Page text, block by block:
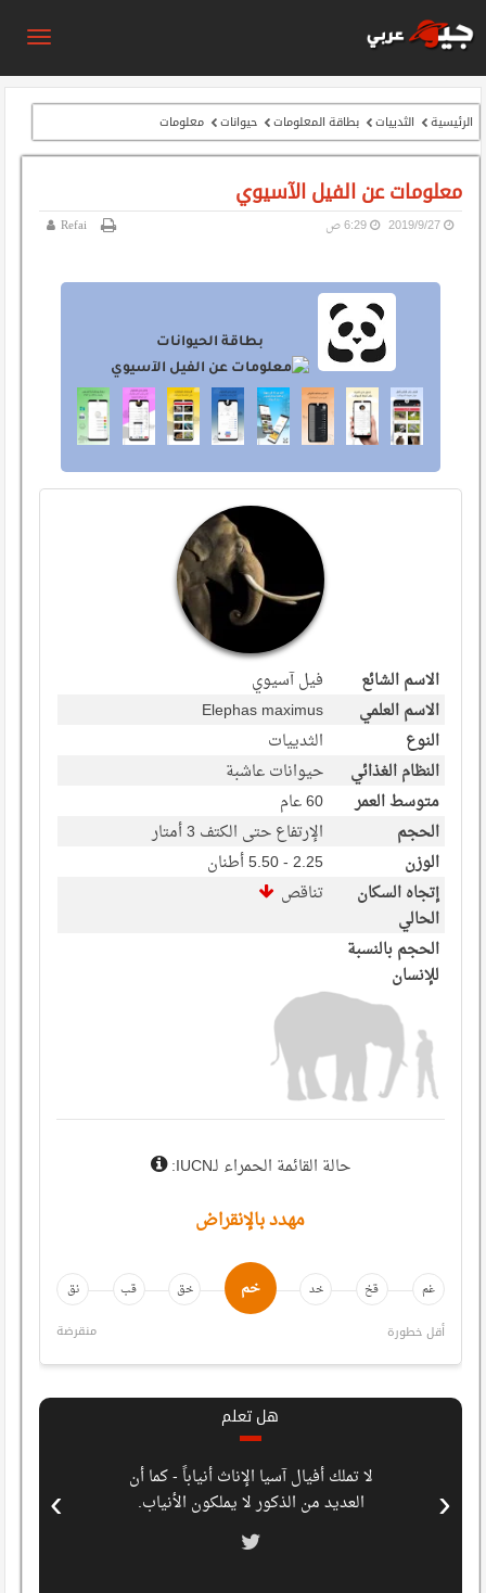
الرئيسية الثدييات بطاقة المعلومات حيوانات معلومات
معلومات عن الفيل الآسيوي
Refai 27‏/9‏/2019 6:29 ص
بطاقة الحيوانات
الاسم الشائع
فيل آسيوي
الاسم العلمي
Elephas maximus
النوع
الثدييات
النظام الغذائي
حيوانات عاشبة
متوسط العمر
60 عام
الحجم
الإرتفاع حتى الكتف 3 أمتار
الوزن
2.25 - 5.50 أطنان
إتجاه السكان
الحالي
تناقص
الحجم بالنسبة
للإنسان
حالة القائمة الحمراء لـIUCN
:
مهدد بالإنقراض
غم قخ خد خم خق قب نق
أقل خطورة منقرضة
هل تعلم
لا تملك أفيال آسيا الإناث أنياباً - كما أن
العديد من الذكور لا يملكون الأنياب.
‹
›